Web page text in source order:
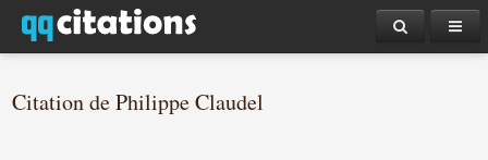
Citation de Philippe Claudel